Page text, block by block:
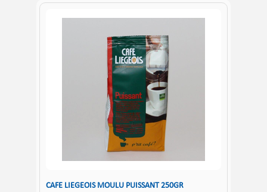
CAFE LIEGEOIS MOULU PUISSANT 250GR